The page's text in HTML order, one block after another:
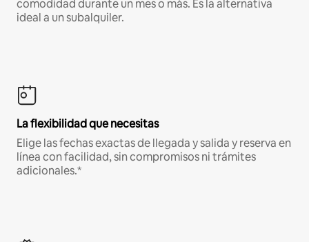
comodidad durante un mes o más. Es la alternativa
ideal a un subalquiler.
La flexibilidad que necesitas
Elige las fechas exactas de llegada y salida y reserva en
línea con facilidad, sin compromisos ni trámites
adicionales.*